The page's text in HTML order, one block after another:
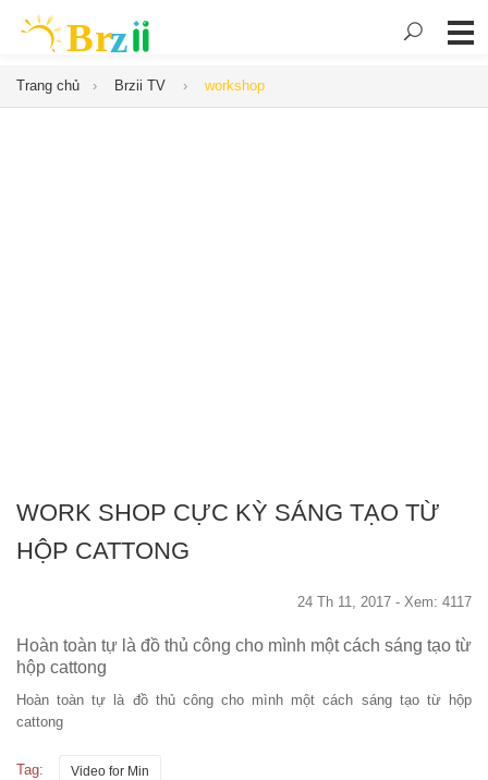
Trang chủ Brzii TV workshop
WORK SHOP CỰC KỲ SÁNG TẠO TỪ
HỘP CATTONG
24 Th 11, 2017 - Xem: 4117
Hoàn toàn tự là đồ thủ công cho mình một cách sáng tạo từ
hộp cattong
Hoàn toàn tự là đồ thủ công cho mình một cách sáng tạo từ hộp
cattong
Tag: Video for Min